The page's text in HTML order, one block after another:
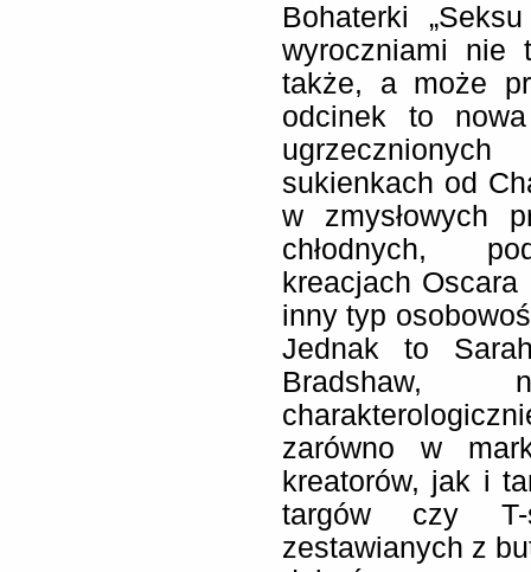
Bohaterki
wyroczniami nie
także, a może
odcinek to
sukienkach od
w zmysłowych
chłodnych,
kreacjach
inny typ
Jednak to
Bradshaw,
zarówno w
kreatorów, jak i
targów czy
zestawianych z